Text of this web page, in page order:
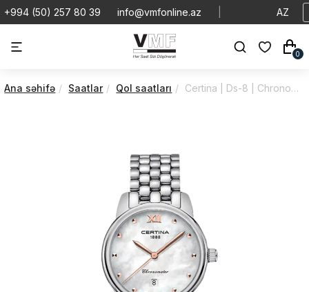
+994 (50) 257 80 39 info@vmfonline.az AZ
0
Ana səhifə Saatlar Qol saatları Certina | Ds-8 | Chronometer | C0330511111801